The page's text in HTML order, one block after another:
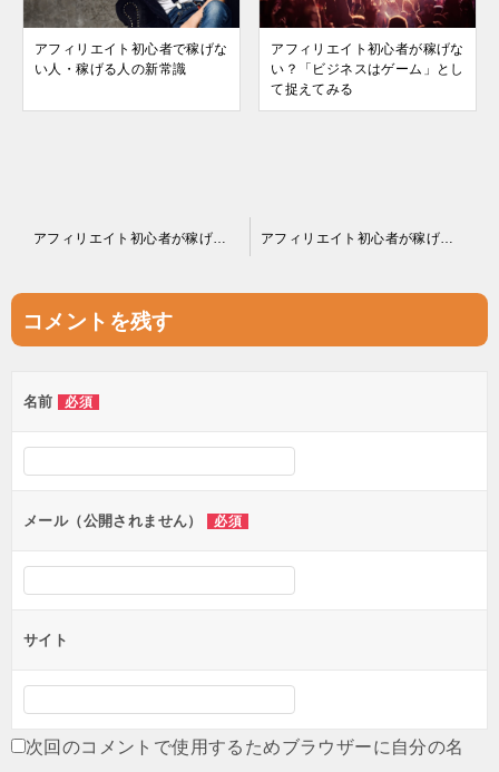
アフィリエイト初心者で稼げな
い人・稼げる人の新常識
アフィリエイト初心者が稼げな
い？「ビジネスはゲーム」とし
て捉えてみる
ナ
ビ
ー
シ
ン
アフィリエイト初心者が稼げない？「価値観」について再考せよ アフィリエイト初心者が稼げない？感性・感度を磨け
コメントを残す
名前 必須
メール（公開されません） 必須
サイト
次回のコメントで使用するためブラウザーに自分の名